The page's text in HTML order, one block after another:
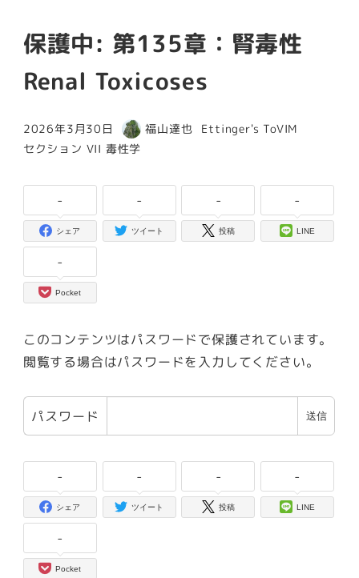
保護中: 第135章：腎毒性
Renal Toxicoses
投稿日
2026年3月30日
著
者
福山達也 カテゴリー
Ettinger's ToVIM
カテゴリー
セクション VII 毒性学
-
シェア
-
ツイート
-
投稿
-
LINE
-
Pocket
このコンテンツはパスワードで保護されています。
閲覧する場合はパスワードを入力してください。
パスワード
-
シェア
-
ツイート
-
投稿
-
LINE
-
Pocket